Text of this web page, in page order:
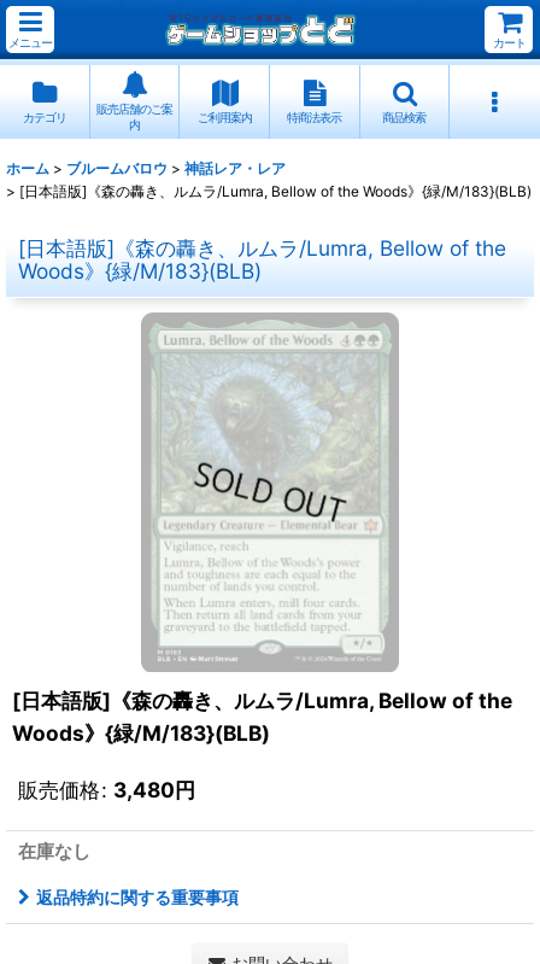
メニュー カート
カテゴリ
販売店舗のご案
内
ご利用案内 特商法表示 商品検索
ホーム > ブルームバロウ > 神話レア・レア
> [日本語版]《森の轟き、ルムラ/Lumra, Bellow of the Woods》{緑/M/183}(BLB)
[日本語版]《森の轟き、ルムラ/Lumra, Bellow of the
Woods》{緑/M/183}(BLB)
[日本語版]《森の轟き、ルムラ/Lumra, Bellow of the
Woods》{緑/M/183}(BLB)
販売価格: 3,480円
在庫なし
返品特約に関する重要事項